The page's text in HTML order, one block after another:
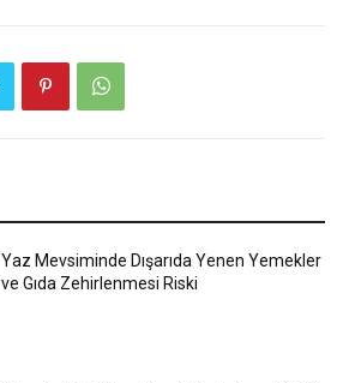
Yaz Mevsiminde Dışarıda Yenen Yemekler
ve Gıda Zehirlenmesi Riski